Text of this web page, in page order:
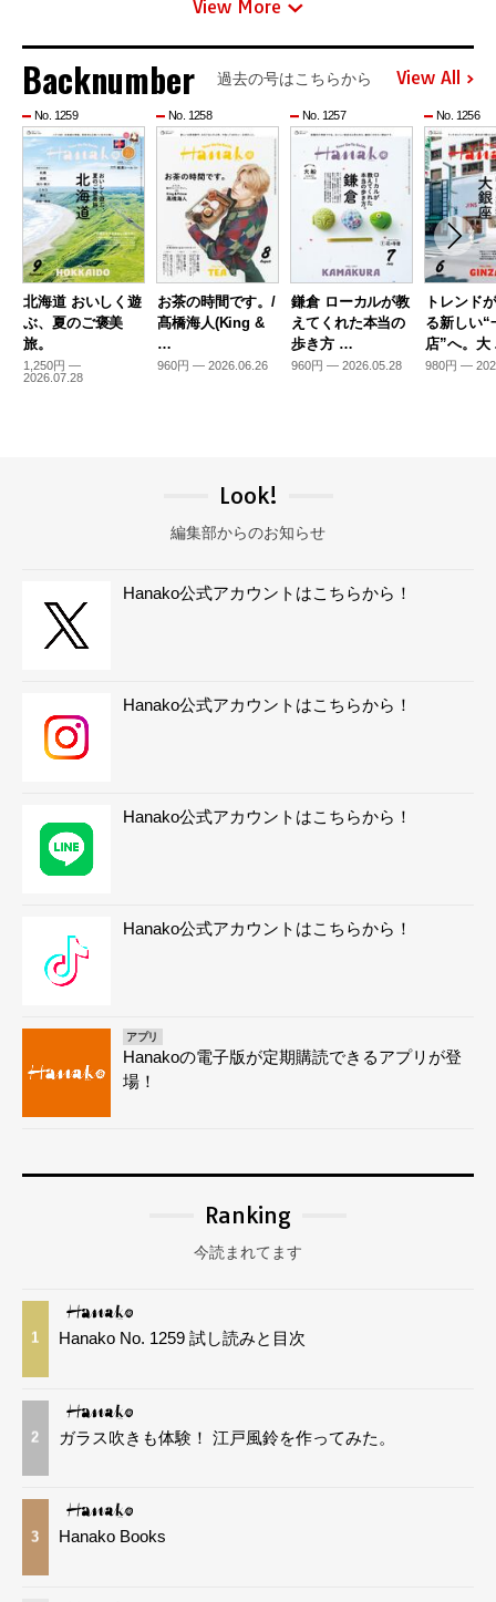
View More
Backnumber 過去の号はこちらから View All
No. 1259
北海道 おいしく遊
ぶ、夏のご褒美
旅。
1,250円 —
2026.07.28
No. 1258
お茶の時間です。/
髙橋海人(King &
…
960円 — 2026.06.26
No. 1257
鎌倉 ローカルが教
えてくれた本当の
歩き方 …
960円 — 2026.05.28
No. 1256
トレンド
る新しい“
店”へ。
980円 —
Look!
編集部からのお知らせ
Hanako公式アカウントはこちらから！
Hanako公式アカウントはこちらから！
Hanako公式アカウントはこちらから！
Hanako公式アカウントはこちらから！
アプリ
Hanakoの電子版が定期購読できるアプリが登
場！
Ranking
今読まれてます
1 Hanako No. 1259 試し読みと目次
2 ガラス吹きも体験！ 江戸風鈴を作ってみた。
3 Hanako Books